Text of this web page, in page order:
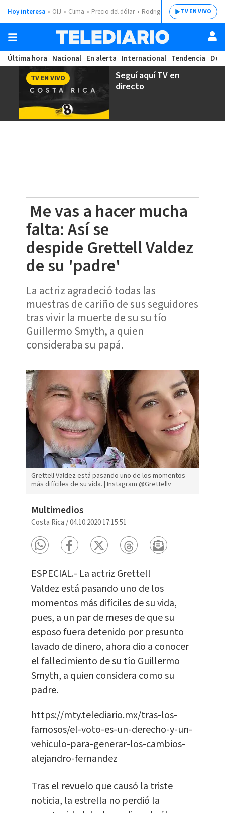
Hoy interesa OIJ Clima Precio del dólar Rodrigo ChavesTV EN VIVO
Última hora Nacional En alerta Internacional Tendencia
Seguí aquíTV en
directo
TV EN VIVO
Me vas a hacer mucha
falta: Así se
despide Grettell Valdez
de su 'padre'
La actriz agradeció todas las
muestras de cariño de sus seguidores
tras vivir la muerte de su su tío
Guillermo Smyth, a quien
consideraba su papá.
Grettell Valdez está pasando uno de los momentos
más difíciles de su vida. | Instagram @Grettellv
Multimedios
Costa Rica /04.10.2020 17:15:51
ESPECIAL.- La actriz Grettell
Valdez está pasando uno de los
momentos más difíciles de su vida,
pues, a un par de meses de que su
esposo fuera detenido por presunto
lavado de dinero, ahora dio a conocer
el fallecimiento de su tío Guillermo
Smyth, a quien considera como su
padre.
https://mty.telediario.mx/tras-los-
famosos/el-voto-es-un-derecho-y-un-
vehiculo-para-generar-los-cambios-
alejandro-fernandez
Tras el revuelo que causó la triste
noticia, la estrella no perdió la